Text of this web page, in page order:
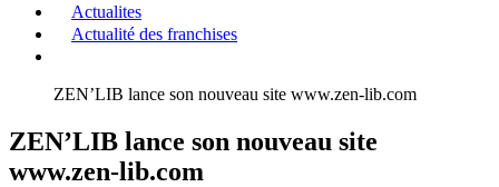
Actualites
Actualité des franchises
ZEN’LIB lance son nouveau site www.zen-lib.com
ZEN’LIB lance son nouveau site
www.zen-lib.com